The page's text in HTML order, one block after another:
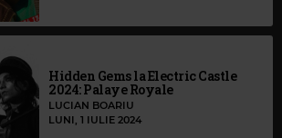
Hidden Gems la Electric Castle
2024: Palaye Royale
LUCIAN BOARIU
LUNI, 1 IULIE 2024